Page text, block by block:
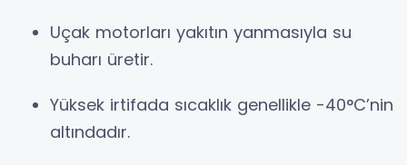
Uçak motorları yakıtın yanmasıyla su
buharı üretir.
Yüksek irtifada sıcaklık genellikle -40°C’nin
altındadır.